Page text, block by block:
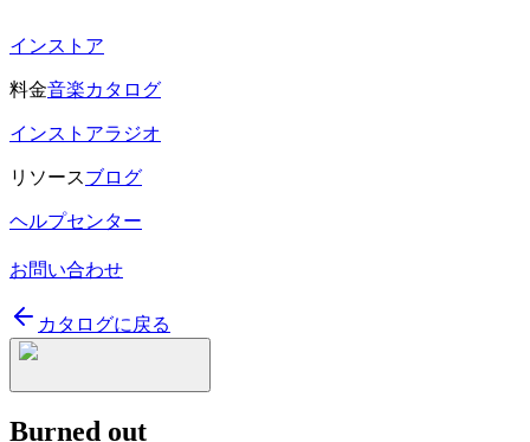
インストア
料金音楽カタログ
インストアラジオ
リソースブログ
ヘルプセンター
お問い合わせ
カタログに戻る
Burned out